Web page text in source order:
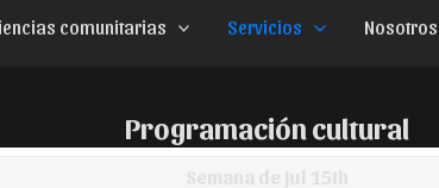
comunitarias Servicios Nosotros
Programación cultural